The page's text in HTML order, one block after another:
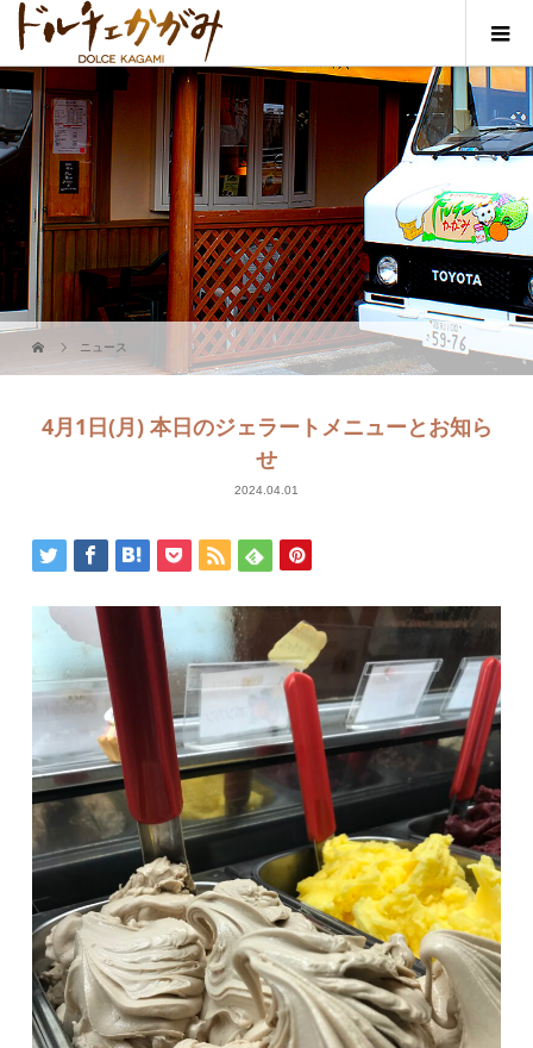
ニュース
4月1日(月) 本日のジェラートメニューとお知ら
せ
2024.04.01